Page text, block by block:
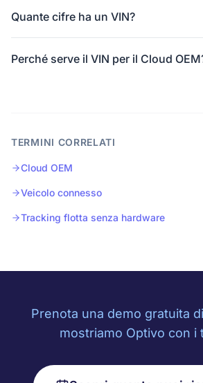
Quante cifre ha un VIN?
Perché serve il VIN per il Cloud
TERMINI CORRELATI
Cloud OEM
Veicolo connesso
Tracking flotta senza hardware
Prenota una demo gratuita
mostriamo Optivo con i